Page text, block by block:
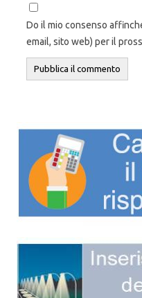
Do il mio consenso
email, sito web) per il